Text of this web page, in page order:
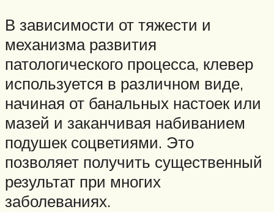
В зависимости от тяжести и
механизма развития
патологического процесса, клевер
используется в различном виде,
начиная от банальных настоек или
мазей и заканчивая набиванием
подушек соцветиями. Это
позволяет получить существенный
результат при многих
заболеваниях.